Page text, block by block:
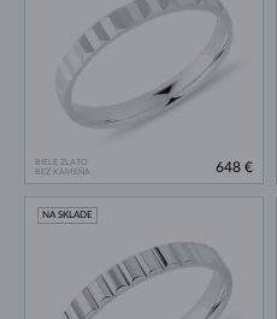
BIELE ZLATO
BEZ KAMEŇA
648 €
NA SKLADE